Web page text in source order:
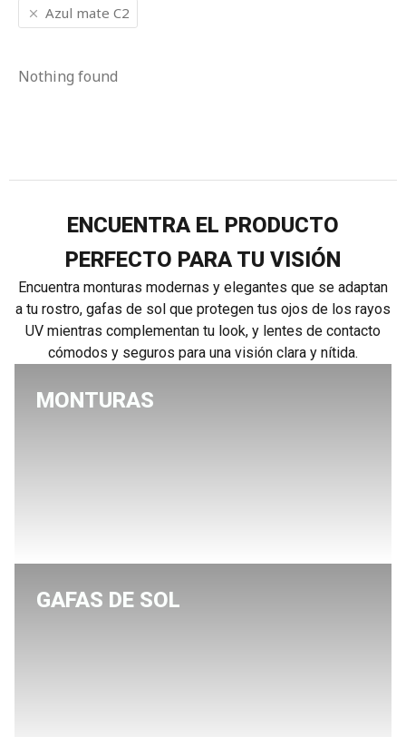
Azul mate C2
Nothing found
ENCUENTRA EL PRODUCTO
PERFECTO PARA TU VISIÓN
Encuentra monturas modernas y elegantes que se adaptan
a tu rostro, gafas de sol que protegen tus ojos de los rayos
UV mientras complementan tu look, y lentes de contacto
cómodos y seguros para una visión clara y nítida.
MONTURAS
GAFAS DE SOL